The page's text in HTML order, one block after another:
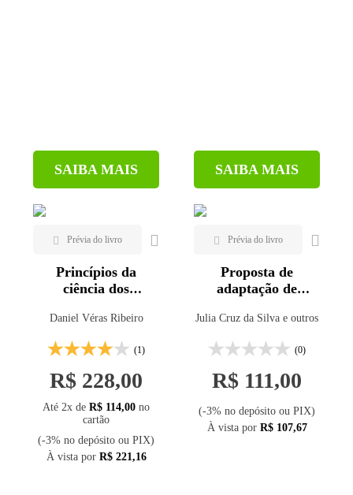
SAIBA MAIS SAIBA MAIS
Princípios da
ciência dos
cimentícios
Daniel Véras Ribeiro
(1)
R$ 228,00
Até 2x de R$ 114,00 no
cartão
(-3% no depósito ou PIX)
À vista por R$ 221,16
Proposta de
adaptação de
para sistema
construtivo wood
frame com madeira
de eucalipto
Julia Cruz da Silva e outros
(0)
R$ 111,00
(-3% no depósito ou PIX)
À vista por R$ 107,67